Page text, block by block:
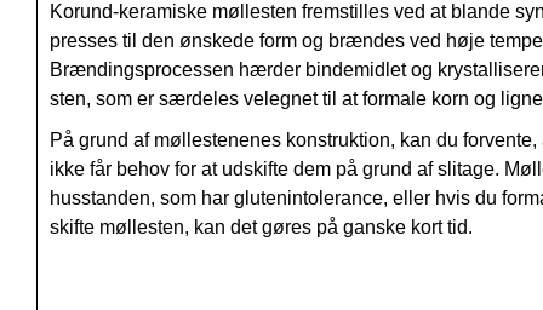
Korund-keramiske møllesten fremstilles ved at blande
presses til den ønskede form og brændes ved høje
Brændingsprocessen hærder bindemidlet og
sten, som er særdeles velegnet til at formale korn og
På grund af møllestenenes konstruktion, kan du
ikke får behov for at udskifte dem på grund af slitage.
husstanden, som har glutenintolerance, eller hvis du
skifte møllesten, kan det gøres på ganske kort tid.